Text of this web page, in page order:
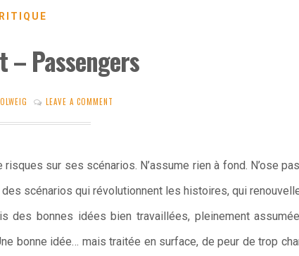
– Passengers
LEAVE A COMMENT
sur ses scénarios. N’assume rien à fond. N’ose
scénarios qui révolutionnent les histoires, qui
des bonnes idées bien travaillées, pleinement
bonne idée… mais traitée en surface, de peur de trop